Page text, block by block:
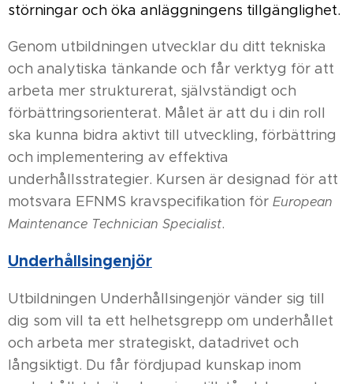
störningar och öka anläggningens tillgänglighet.
Genom utbildningen utvecklar du ditt tekniska
och analytiska tänkande och får verktyg för att
arbeta mer strukturerat, självständigt och
förbättringsorienterat. Målet är att du i din roll
ska kunna bidra aktivt till utveckling, förbättring
och implementering av effektiva
underhållsstrategier. Kursen är designad för att
motsvara EFNMS kravspecifikation för European
Maintenance Technician Specialist.
Underhållsingenjör
Utbildningen Underhållsingenjör vänder sig till
dig som vill ta ett helhetsgrepp om underhållet
och arbeta mer strategiskt, datadrivet och
långsiktigt. Du får fördjupad kunskap inom